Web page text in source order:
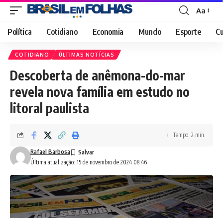
Font
Resizer
Aa
Política Cotidiano Economia Mundo Esporte
COTIDIANO ÚLTIMAS NOTÍCIAS
Descoberta de anêmona-do-mar
revela nova família em estudo no
litoral paulista
Última atualização: 15 de novembro de 2024 08:46
Rafael Barbosa
Tempo: 2 min.